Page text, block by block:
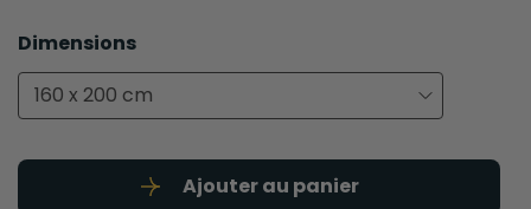
Dimensions
160 x 200 cm
Ajouter au panier